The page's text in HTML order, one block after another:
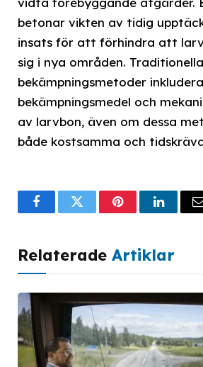
betonar vikten av tidig
insats för att förhindra att
sig i nya områden. Traditionella
bekämpningsmetoder
bekämpningsmedel och
av larvbon, även om dessa
både kostsamma och
FacebookTwitterPinterest
Relaterade Artiklar